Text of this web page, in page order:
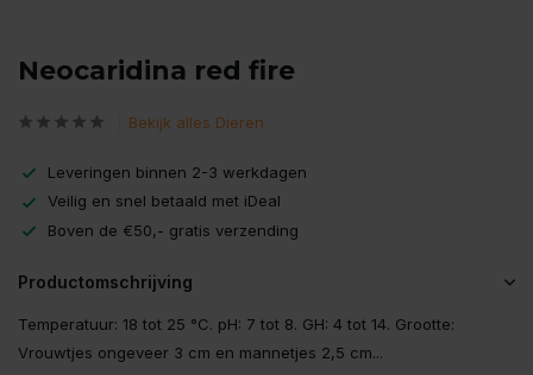
Neocaridina red fire
Bekijk alles Dieren
Leveringen binnen 2-3 werkdagen
Veilig en snel betaald met iDeal
Boven de €50,- gratis verzending
Productomschrijving
Temperatuur: 18 tot 25 °C. pH: 7 tot 8. GH: 4 tot 14. Grootte:
Vrouwtjes ongeveer 3 cm en mannetjes 2,5 cm...